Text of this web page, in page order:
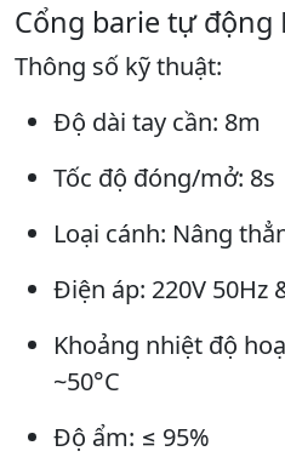
Cổng barie tự động
Thông số kỹ thuật:
Độ dài tay cần: 8m
Tốc độ đóng/mở: 8s
Loại cánh: Nâng
Điện áp: 220V 50Hz
Khoảng nhiệt độ
~50°C
Độ ẩm: ≤ 95%